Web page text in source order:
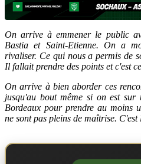
On arrive à emmener le public
Bastia et Saint-Etienne. On a
rivaliser. Ce qui nous a permis de
Il fallait prendre des points et c'est
On arrive à bien aborder ces
jusqu'au bout même si on est
Bordeaux pour prendre au moins
ne sont pas pleins de maîtrise.